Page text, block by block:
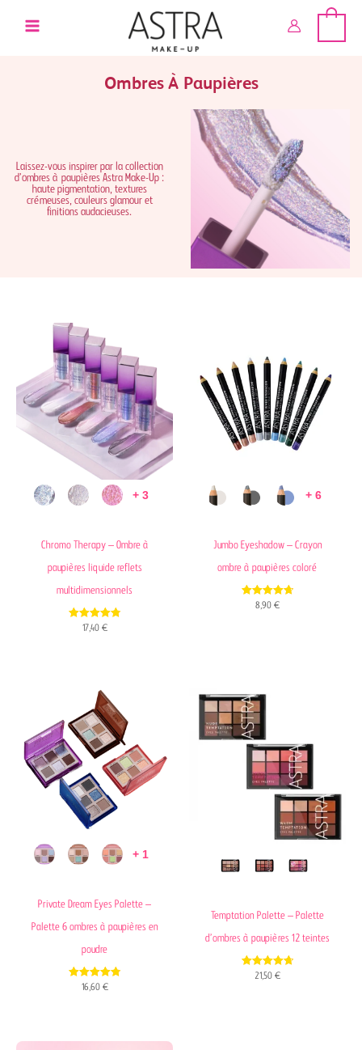
Ombres À Paupières
Laissez-vous inspirer par la collection
d’ombres à paupières Astra Make-Up :
haute pigmentation, textures
crémeuses, couleurs glamour et
finitions audacieuses.
+ 3
Chromo Therapy – Ombre à
paupières liquide reflets
multidimensionnels
4.79
17,40 €
+ 6
Jumbo Eyeshadow – Crayon
ombre à paupières coloré
4.70
8,90 €
+ 1
Private Dream Eyes Palette –
Palette 6 ombres à paupières en
poudre
4.78
16,60 €
Temptation Palette – Palette
d’ombres à paupières 12 teintes
4.72
21,50 €